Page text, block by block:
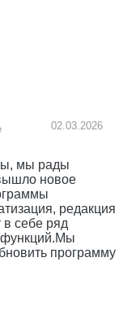
02.03.2026
мы рады
новое
редакция
в себе ряд
программу